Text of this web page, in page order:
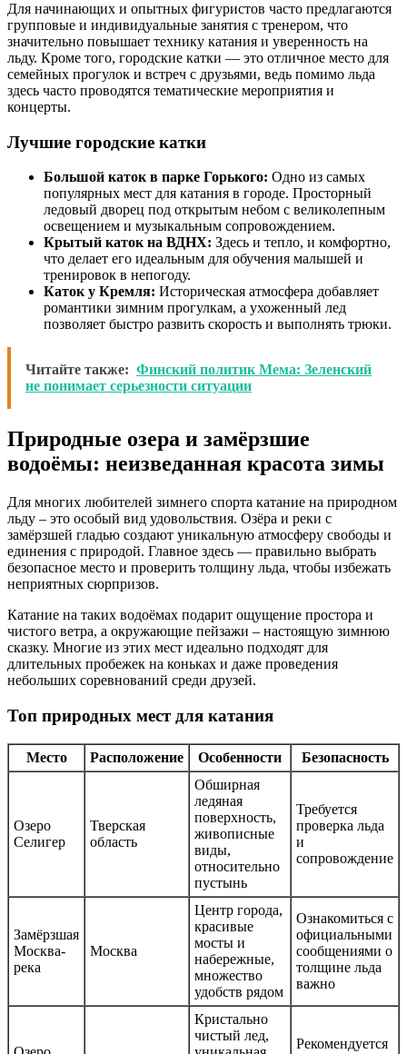
Для начинающих и опытных фигуристов часто предлагаются
групповые и индивидуальные занятия с тренером, что
значительно повышает технику катания и уверенность на
льду. Кроме того, городские катки — это отличное место для
семейных прогулок и встреч с друзьями, ведь помимо льда
здесь часто проводятся тематические мероприятия и
концерты.
Лучшие городские катки
Большой каток в парке Горького: Одно из самых
популярных мест для катания в городе. Просторный
ледовый дворец под открытым небом с великолепным
освещением и музыкальным сопровождением.
Крытый каток на ВДНХ: Здесь и тепло, и комфортно,
что делает его идеальным для обучения малышей и
тренировок в непогоду.
Каток у Кремля: Историческая атмосфера добавляет
романтики зимним прогулкам, а ухоженный лед
позволяет быстро развить скорость и выполнять трюки.
Читайте также: Финский политик Мема: Зеленский
не понимает серьезности ситуации
Природные озера и замёрзшие
водоёмы: неизведанная красота зимы
Для многих любителей зимнего спорта катание на природном
льду – это особый вид удовольствия. Озёра и реки с
замёрзшей гладью создают уникальную атмосферу свободы и
единения с природой. Главное здесь — правильно выбрать
безопасное место и проверить толщину льда, чтобы избежать
неприятных сюрпризов.
Катание на таких водоёмах подарит ощущение простора и
чистого ветра, а окружающие пейзажи – настоящую зимнюю
сказку. Многие из этих мест идеально подходят для
длительных пробежек на коньках и даже проведения
небольших соревнований среди друзей.
Топ природных мест для катания
Место Расположение Особенности Безопасность
Озеро
Селигер
Тверская
область
Обширная
ледяная
поверхность,
живописные
виды,
относительно
пустынь
Требуется
проверка льда
и
сопровождение
Замёрзшая
Москва-
река
Москва
Центр города,
красивые
мосты и
набережные,
множество
удобств рядом
Ознакомиться с
официальными
сообщениями о
толщине льда
важно
Кристально
чистый лед,
Рекомендуется